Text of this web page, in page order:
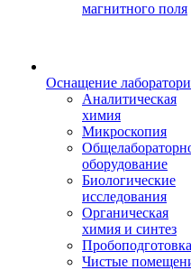
магнитного поля
Оснащение
Аналитическая
химия
Микроскопия
оборудование
Биологические
исследования
Органическая
химия и синтез
Пробоподготовка
Чистые